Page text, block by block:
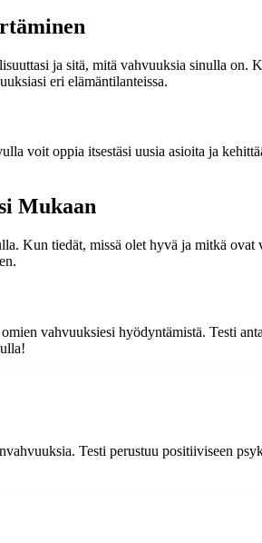
ja sitä, mitä vahvuuksia sinulla
eri elämäntilanteissa.
voit oppia itsestäsi uusia asioita ja
Mukaan
Kun tiedät, missä olet hyvä ja mitkä
vahvuuksiesi hyödyntämistä. Testi
Testi perustuu positiiviseen